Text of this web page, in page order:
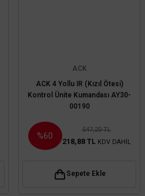
ACK
ACK 4 Yollu IR (Kızıl Ötesi)
Kontrol Ünite Kumandası AY30-
00190
%60
547,20 TL
218,88 TL KDV DAHİL
Sepete Ekle